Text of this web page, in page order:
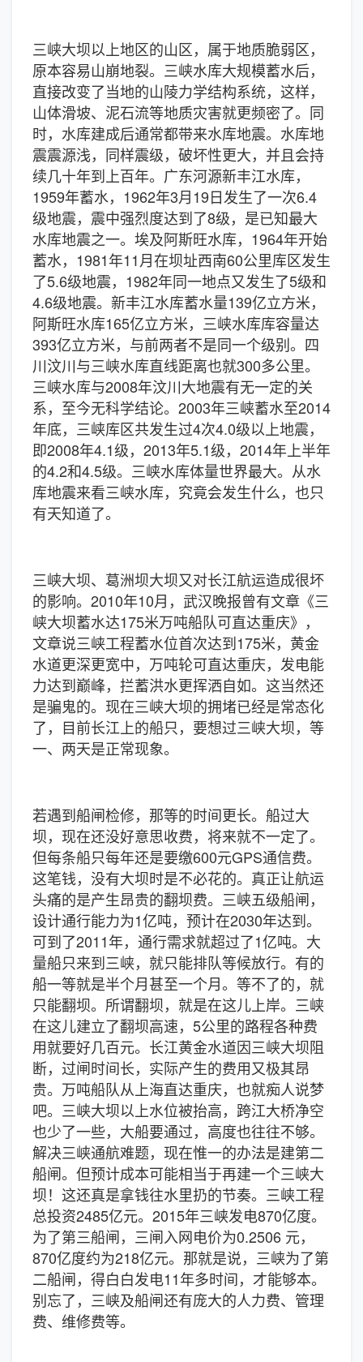
三峡大坝以上地区的山区，属于地质脆弱区，
原本容易山崩地裂。三峡水库大规模蓄水后，
直接改变了当地的山陵力学结构系统，这样，
山体滑坡、泥石流等地质灾害就更频密了。同
时，水库建成后通常都带来水库地震。水库地
震震源浅，同样震级，破坏性更大，并且会持
续几十年到上百年。广东河源新丰江水库，
1959年蓄水，1962年3月19日发生了一次6.4
级地震，震中强烈度达到了8级，是已知最大
水库地震之一。埃及阿斯旺水库，1964年开始
蓄水，1981年11月在坝址西南60公里库区发生
了5.6级地震，1982年同一地点又发生了5级和
4.6级地震。新丰江水库蓄水量139亿立方米，
阿斯旺水库165亿立方米，三峡水库库容量达
393亿立方米，与前两者不是同一个级别。四
川汶川与三峡水库直线距离也就300多公里。
三峡水库与2008年汶川大地震有无一定的关
系，至今无科学结论。2003年三峡蓄水至2014
年底，三峡库区共发生过4次4.0级以上地震，
即2008年4.1级，2013年5.1级，2014年上半年
的4.2和4.5级。三峡水库体量世界最大。从水
库地震来看三峡水库，究竟会发生什么，也只
有天知道了。
三峡大坝、葛洲坝大坝又对长江航运造成很坏
的影响。2010年10月，武汉晚报曾有文章《三
峡大坝蓄水达175米万吨船队可直达重庆》，
文章说三峡工程蓄水位首次达到175米，黄金
水道更深更宽中，万吨轮可直达重庆，发电能
力达到巅峰，拦蓄洪水更挥洒自如。这当然还
是骗鬼的。现在三峡大坝的拥堵已经是常态化
了，目前长江上的船只，要想过三峡大坝，等
一、两天是正常现象。
若遇到船闸检修，那等的时间更长。船过大
坝，现在还没好意思收费，将来就不一定了。
但每条船只每年还是要缴600元GPS通信费。
这笔钱，没有大坝时是不必花的。真正让航运
头痛的是产生昂贵的翻坝费。三峡五级船闸，
设计通行能力为1亿吨，预计在2030年达到。
可到了2011年，通行需求就超过了1亿吨。大
量船只来到三峡，就只能排队等候放行。有的
船一等就是半个月甚至一个月。等不了的，就
只能翻坝。所谓翻坝，就是在这儿上岸。三峡
在这儿建立了翻坝高速，5公里的路程各种费
用就要好几百元。长江黄金水道因三峡大坝阻
断，过闸时间长，实际产生的费用又极其昂
贵。万吨船队从上海直达重庆，也就痴人说梦
吧。三峡大坝以上水位被抬高，跨江大桥净空
也少了一些，大船要通过，高度也往往不够。
解决三峡通航难题，现在惟一的办法是建第二
船闸。但预计成本可能相当于再建一个三峡大
坝！这还真是拿钱往水里扔的节奏。三峡工程
总投资2485亿元。2015年三峡发电870亿度。
为了第三船闸，三闸入网电价为0.2506 元，
870亿度约为218亿元。那就是说，三峡为了第
二船闸，得白白发电11年多时间，才能够本。
别忘了，三峡及船闸还有庞大的人力费、管理
费、维修费等。